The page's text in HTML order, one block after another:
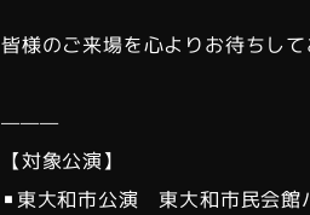
皆様のご来場を心よりお待ちして
———
【対象公演】
▪︎東大和市公演 東大和市民会館